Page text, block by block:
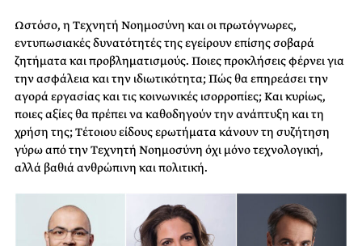
Ωστόσο, η Τεχνητή Νοημοσύνη και οι πρωτόγνωρες,
εντυπωσιακές δυνατότητές της εγείρουν επίσης σοβαρά
ζητήματα και προβληματισμούς. Ποιες προκλήσεις φέρνει για
την ασφάλεια και την ιδιωτικότητα; Πώς θα επηρεάσει την
αγορά εργασίας και τις κοινωνικές ισορροπίες; Και κυρίως,
ποιες αξίες θα πρέπει να καθοδηγούν την ανάπτυξη και τη
χρήση της; Τέτοιου είδους ερωτήματα κάνουν τη συζήτηση
γύρω από την Τεχνητή Νοημοσύνη όχι μόνο τεχνολογική,
αλλά βαθιά ανθρώπινη και πολιτική.